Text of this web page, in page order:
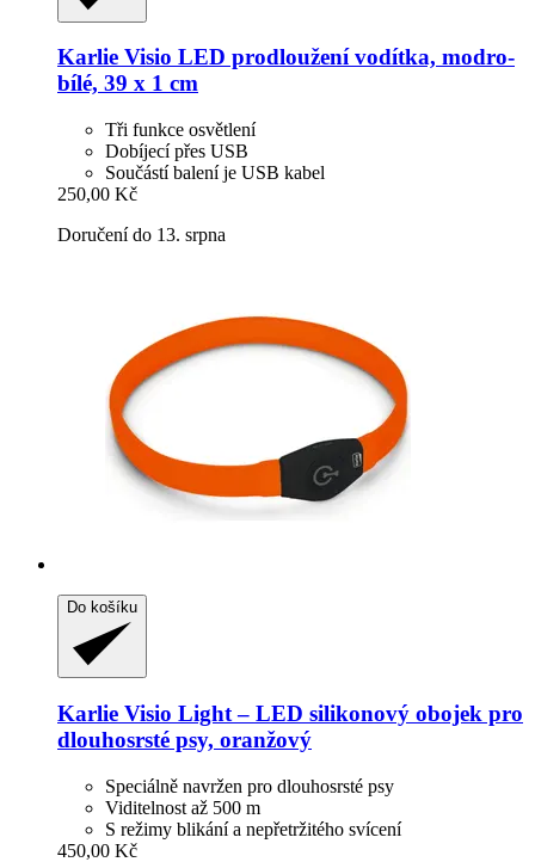
Karlie Visio LED prodloužení vodítka, modro-​
bílé, 39 x 1 cm
Tři funkce osvětlení
Dobíjecí přes USB
Součástí balení je USB kabel
250,00 Kč
Doručení do 13. srpna
Do košíku
Karlie Visio Light – LED silikonový obojek pro
dlouhosrsté psy, oranžový
Speciálně navržen pro dlouhosrsté psy
Viditelnost až 500 m
S režimy blikání a nepřetržitého svícení
450,00 Kč